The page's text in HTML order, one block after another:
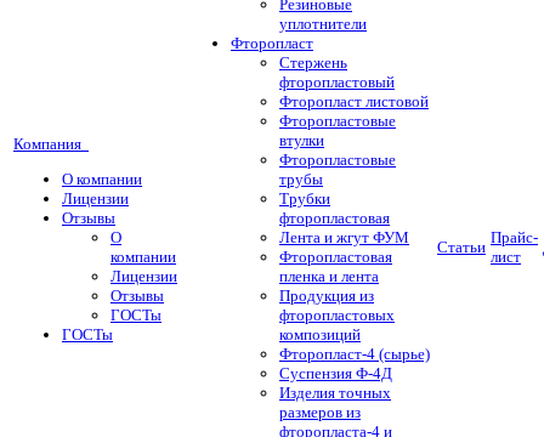
Компания
О компании
Лицензии
Отзывы
О
компании
Лицензии
Отзывы
ГОСТы
ГОСТы
Резиновые
уплотнители
Фторопласт
Стержень
фторопластовый
Фторопласт листовой
Фторопластовые
втулки
Фторопластовые
трубы
Трубки
фторопластовая
Лента и жгут ФУМ
Фторопластовая
пленка и лента
Продукция из
фторопластовых
композиций
Фторопласт-4 (сырье)
Суспензия Ф-4Д
Изделия точных
размеров из
фторопласта-4 и
Статьи
Прайс-
лист